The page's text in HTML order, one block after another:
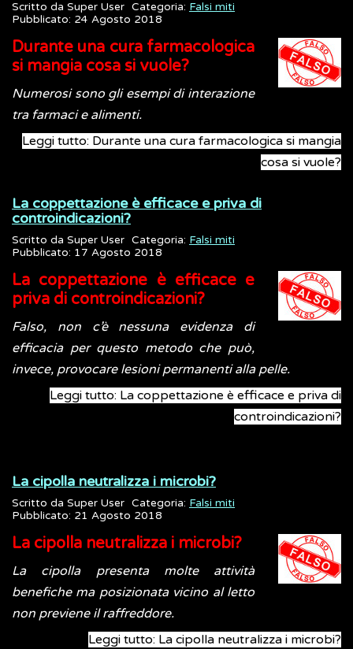
Scritto da Super User Categoria: Falsi miti
Pubblicato: 24 Agosto 2018
Durante una cura farmacologica
si mangia cosa si vuole?
Numerosi sono gli esempi di interazione
tra farmaci e alimenti.
Leggi tutto: Durante una cura farmacologica si mangia
cosa si vuole?
La coppettazione è efficace e priva di
controindicazioni?
Scritto da Super User Categoria: Falsi miti
Pubblicato: 17 Agosto 2018
La coppettazione è efficace e
priva di controindicazioni?
Falso, non c’è nessuna evidenza di
efficacia per questo metodo che può,
invece, provocare lesioni permanenti alla pelle.
Leggi tutto: La coppettazione è efficace e priva di
controindicazioni?
La cipolla neutralizza i microbi?
Scritto da Super User Categoria: Falsi miti
Pubblicato: 21 Agosto 2018
La cipolla neutralizza i microbi?
La cipolla presenta molte attività
benefiche ma posizionata vicino al letto
non previene il raffreddore.
Leggi tutto: La cipolla neutralizza i microbi?